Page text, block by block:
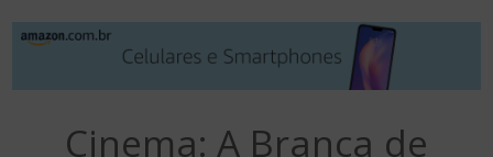
Cinema: A Branca de